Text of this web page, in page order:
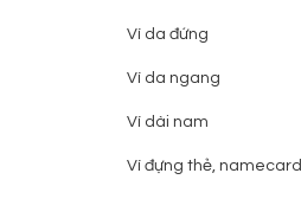
Ví da đứng
Ví da ngang
Ví dài nam
Ví đựng thẻ, namecard